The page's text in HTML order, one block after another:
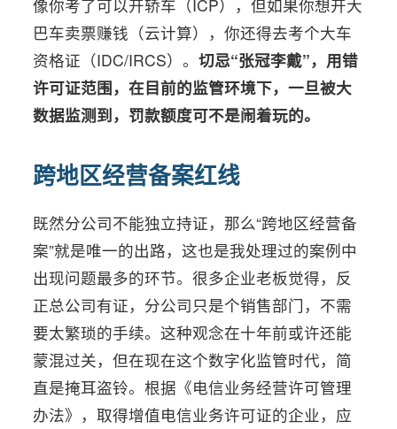
像你考了可以开轿车（ICP），但如果你想开大
巴车卖票赚钱（云计算），你还得去考个大车
资格证（IDC/IRCS）。切忌“张冠李戴”，用错
许可证范围，在目前的监管环境下，一旦被大
数据监测到，罚款额度可不是闹着玩的。
跨地区经营备案红线
既然分公司不能独立持证，那么“跨地区经营备
案”就是唯一的出路，这也是我处理过的案例中
出现问题最多的环节。很多企业老板觉得，反
正总公司有证，分公司只是个销售部门，不需
要太繁琐的手续。这种观念在十年前或许还能
蒙混过关，但在现在这个数字化监管时代，简
直是掩耳盗铃。根据《电信业务经营许可管理
办法》，取得增值电信业务许可证的企业，应